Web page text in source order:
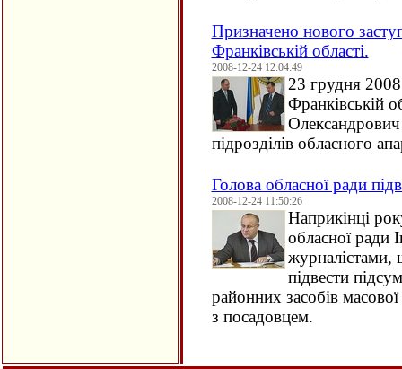
Призначено нового
Франківській області.
2008-12-24 12:04:49
23 грудня
Франківській
Олександрович
підрозділів обласного
Голова обласної ради
2008-12-24 11:50:26
Наприкінці
обласної ради
журналістами,
підвести
районних засобів
з посадовцем.